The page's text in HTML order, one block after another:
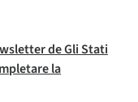
de Gli Stati
la